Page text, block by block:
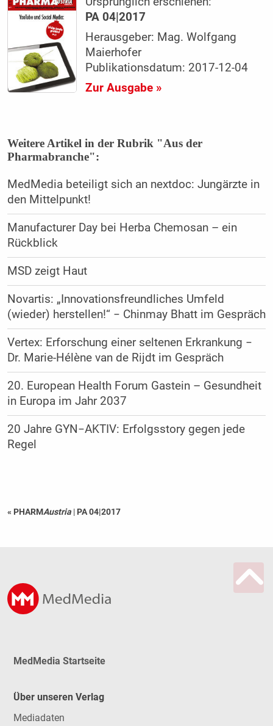
PA 04|2017
Herausgeber: Mag. Wolfgang
Maierhofer
Publikationsdatum: 2017-12-04
Zur Ausgabe »
Weitere Artikel in der Rubrik "Aus der
Pharmabranche":
MedMedia beteiligt sich an nextdoc: Jungärzte in
den Mittelpunkt!
Manufacturer Day bei Herba Chemosan – ein
Rückblick
MSD zeigt Haut
Novartis: „Innovationsfreundliches Umfeld
(wieder) herstellen!“ − Chinmay Bhatt im Gespräch
Vertex: Erforschung einer seltenen Erkrankung −
Dr. Marie-Hélène van de Rijdt im Gespräch
20. European Health Forum Gastein – Gesundheit
in Europa im Jahr 2037
20 Jahre GYN−AKTIV: Erfolgsstory gegen jede
Regel
« PHARMAustria | PA 04|2017
MedMedia Startseite
Über unseren Verlag
Mediadaten